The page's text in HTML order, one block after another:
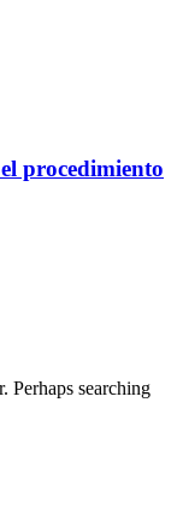
procedimiento
Perhaps searching